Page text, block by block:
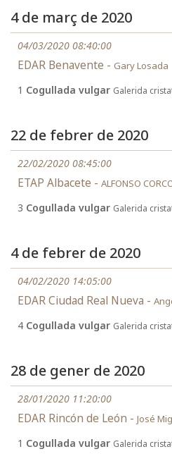
4 de març de 2020
04/03/2020 08:40:00
EDAR Benavente - Gary Losada
1 Cogullada vulgar Galerida
22 de febrer de 2020
22/02/2020 08:45:00
ETAP Albacete - ALFONSO
3 Cogullada vulgar Galerida
4 de febrer de 2020
04/02/2020 14:05:00
EDAR Ciudad Real Nueva -
4 Cogullada vulgar Galerida
28 de gener de 2020
28/01/2020 11:20:00
EDAR Rincón de León - José
1 Cogullada vulgar Galerida